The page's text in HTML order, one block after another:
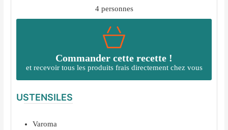
4 personnes
Commander cette recette !
et recevoir tous les produits frais directement chez vous
USTENSILES
Varoma